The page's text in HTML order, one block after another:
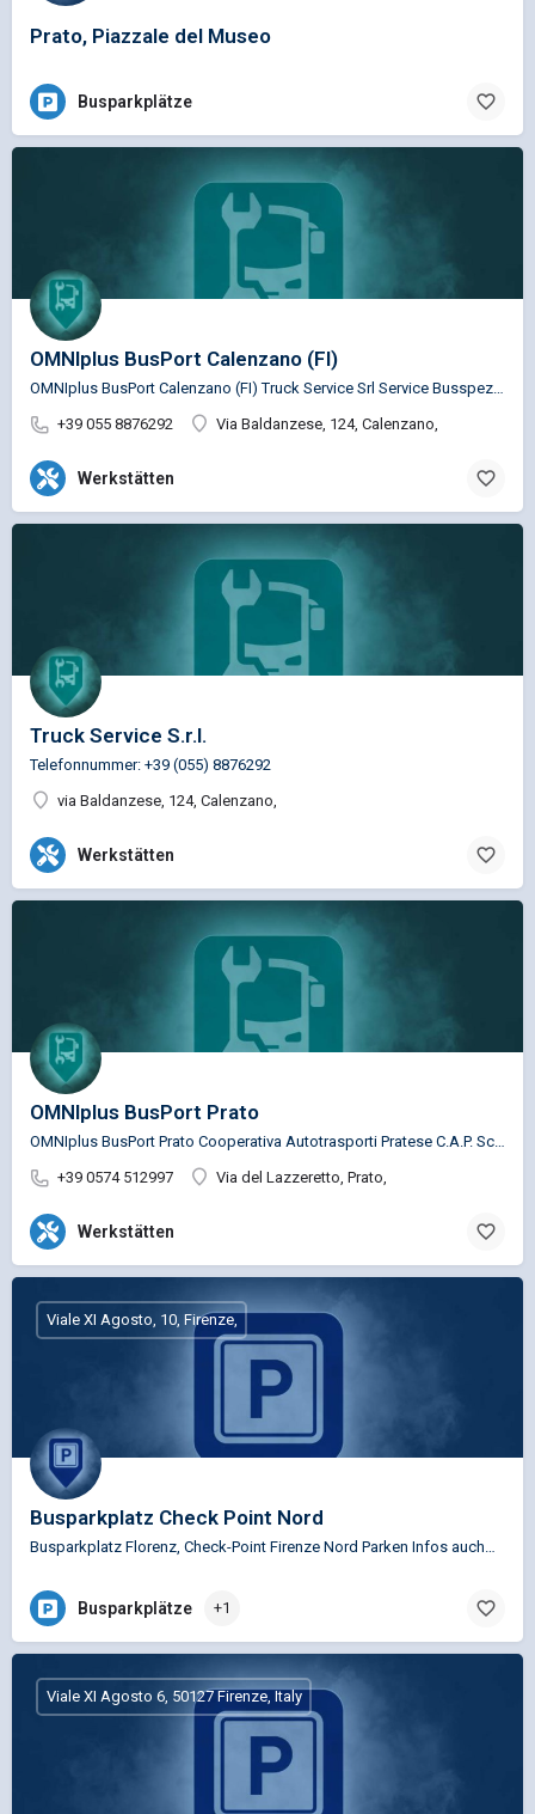
Prato, Piazzale del Museo
Busparkplätze
OMNIplus BusPort Calenzano (FI)
+39 055 8876292
Via Baldanzese, 124, Calenzano,
Werkstätten
Truck Service S.r.l.
Telefonnummer: +39 (055) 8876292
via Baldanzese, 124, Calenzano,
Werkstätten
OMNIplus BusPort Prato
+39 0574 512997
Via del Lazzeretto, Prato,
Werkstätten
Busparkplatz Check Point Nord
Busparkplatz Florenz, Check-Point Firenze Nord Parken Infos auch…
Viale XI Agosto, 10, Firenze,
Busparkplätze +1
Viale XI Agosto 6, 50127 Firenze, Italy